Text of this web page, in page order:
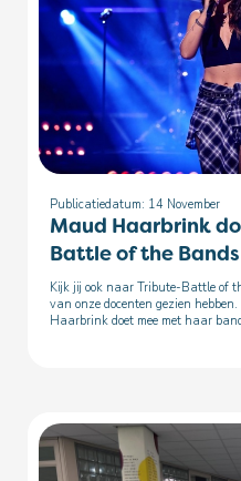
Publicatiedatum: 14 November
Maud Haarbrink
Battle of the Bands
Kijk jij ook naar Tribute-Battle of
van onze docenten gezien
Haarbrink doet mee met haar